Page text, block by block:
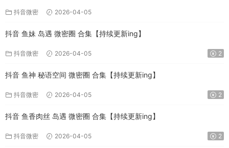
抖音微密 2026-04-05
抖音 鱼妹 岛遇 微密圈 合集【持续更新ing】
抖音微密 2026-04-05 2
抖音 鱼神 秘语空间 微密圈 合集【持续更新ing】
抖音微密 2026-04-05 2
抖音 鱼香肉丝 岛遇 微密圈 合集【持续更新ing】
抖音微密 2026-04-05 2